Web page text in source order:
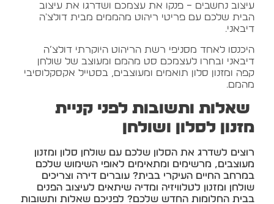
עיצוב נחשבים – פנקו את עצמכם ושדרגו את עיצוב
הבית שלכם עם פריטי ריהוט מהממים מבית דולצ'ה
דיבאני.
היכנסו לאחד מסניפי רשת הריהוט היוקרתי דולצ’ה
דיבאני ובחרו לעצמכם סט מהמם ומעוצב של שולחן
קפה ומזנון סלון תואמים ומעוצבים, בסטייל אקסקלוסיבי
מהמם.
שאלות ותשובות לפני קניית
מזנון לסלון ושולחן
רוצים לשדרג את הסלון שלכם עם שולחן סלון ומזנון
מעוצבים, מרשימים ומתאימים לאופי השימוש שלכם
במרחב החיים העיקרי בבית? עוברים דירה וצריכים
שולחן ומזנון לטלוויזיה ומדיה שיתאים לעיצוב הפנים
בבית החלומות החדש שלכם? לפניכם שאלות ותשובות